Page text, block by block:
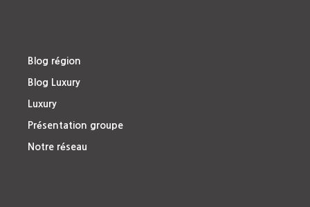
Blog région
Blog Luxury
Luxury
Présentation groupe
Notre réseau